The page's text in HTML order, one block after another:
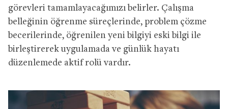
görevleri tamamlayacağımızı belirler. Çalışma
belleğinin öğrenme süreçlerinde, problem çözme
becerilerinde, öğrenilen yeni bilgiyi eski bilgi ile
birleştirerek uygulamada ve günlük hayatı
düzenlemede aktif rolü vardır.